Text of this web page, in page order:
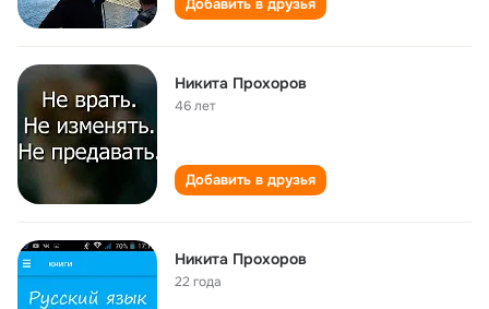
Добавить в друзья
Никита Прохоров
46 лет
Добавить в друзья
Никита Прохоров
22 года